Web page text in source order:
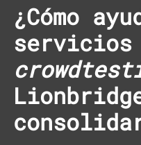
¿Cómo
servicios